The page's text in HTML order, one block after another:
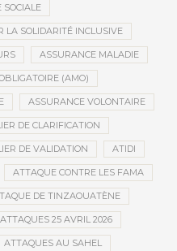
SOCIALE
LA SOLIDARITÉ INCLUSIVE
ASSURANCE MALADIE
(AMO)
ASSURANCE VOLONTAIRE
DE CLARIFICATION
DE VALIDATION ATIDI
ATTAQUE CONTRE LES FAMA
DE TINZAOUATÈNE
ATTAQUES 25 AVRIL 2026
ATTAQUES AU SAHEL